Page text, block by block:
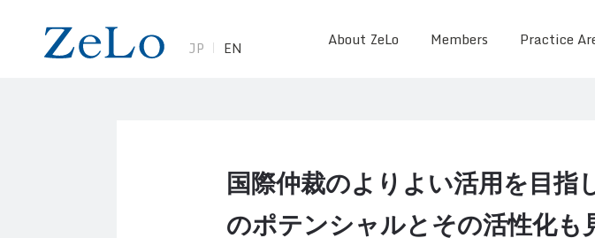
JP EN About ZeLo Members Practice
国際仲裁のよりよい活用を目指
のポテンシャルとその活性化も